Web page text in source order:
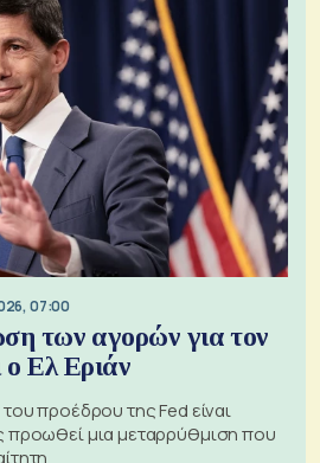
07:00
των αγορών για τον
ο Ελ Εριάν
προέδρου της Fed είναι
προωθεί μια μεταρρύθμιση που